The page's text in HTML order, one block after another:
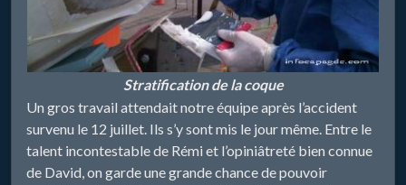
Stratification de la coque
Un gros travail attendait notre équipe après l’accident
survenu le 12 juillet. Ils s’y sont mis le jour même. Entre le
talent incontestable de Rémi et l’opiniâtreté bien connue
de David, on garde une grande chance de pouvoir